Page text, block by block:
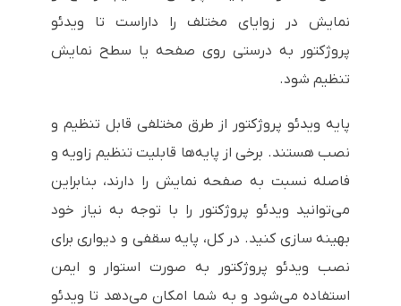
نمایش در زوایای مختلف را داراست تا ویدئو
پروژکتور به درستی روی صفحه یا سطح نمایش
تنظیم شود.
پایه ویدئو پروژکتور از طرق مختلفی قابل تنظیم و
نصب هستند. برخی از پایه‌ها قابلیت تنظیم زاویه و
فاصله نسبت به صفحه نمایش را دارند، بنابراین
می‌توانید ویدئو پروژکتور را با توجه به نیاز خود
بهینه سازی کنید. در کل، پایه سقفی و دیواری برای
نصب ویدئو پروژکتور به صورت استوار و ایمن
استفاده می‌شود و به شما امکان می‌دهد تا ویدئو